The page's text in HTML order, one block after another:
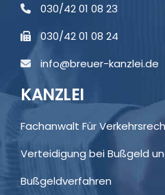
030/42 01 08 23
030/42 01 08 24
info@breuer-kanzlei.de
KANZLEI
Fachanwalt Für
Verteidigung bei Bußgeld
Bußgeldverfahren